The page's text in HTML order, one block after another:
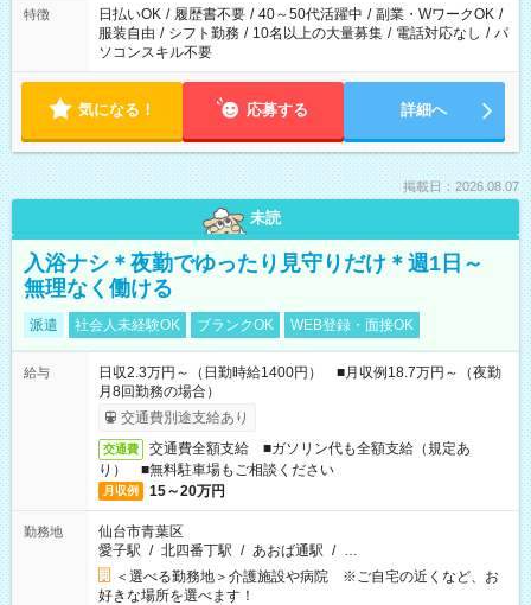
特徴 日払いOK / 履歴書不要 / 40～50代活躍中 / 副業・WワークOK /
服装自由 / シフト勤務 / 10名以上の大量募集 / 電話対応なし / パ
ソコンスキル不要
気になる！ 応募する 詳細へ
掲載日：2026.08.07
未読
入浴ナシ＊夜勤でゆったり見守りだけ＊週1日～
無理なく働ける
派遣 社会人未経験OK ブランクOK WEB登録・面接OK
給与
日収2.3万円～（日勤時給1400円） ■月収例18.7万円～（夜勤
月8回勤務の場合）
交通費別途支給あり
交通費
交通費全額支給 ■ガソリン代も全額支給（規定あ
り） ■無料駐車場もご相談ください
月収例 15～20万円
勤務地
仙台市青葉区
愛子駅 / 北四番丁駅 / あおば通駅 / …
＜選べる勤務地＞介護施設や病院 ※ご自宅の近くなど、お
好きな場所を選べます！